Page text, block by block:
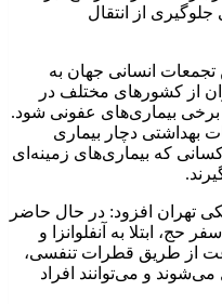
از انتقال
تجمعات انسانی جهان به
از کشورهای مختلف در
برخی بیماری‌های عفونی شود.
بهداشتی دچار بیماری
که بیماری‌های زمینه‌ای
تهران افزود: در حال حاضر
حج، ابتلا به آنفلوانزا و
سرعت از طریق قطرات تنفسی،
و می‌توانند افراد